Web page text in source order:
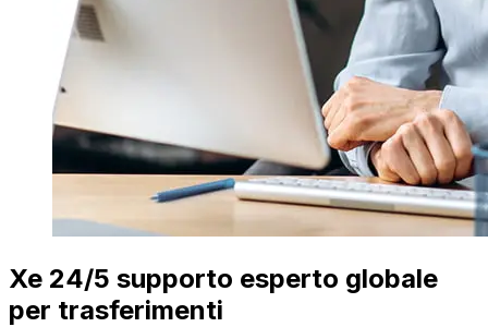
Xe 24/5 supporto esperto globale
per trasferimenti